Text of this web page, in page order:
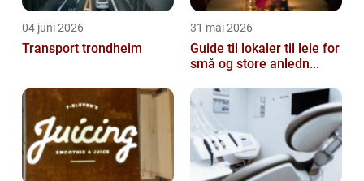
04 juni 2026
Transport trondheim
31 mai 2026
Guide til lokaler til leie for
små og store anledn...